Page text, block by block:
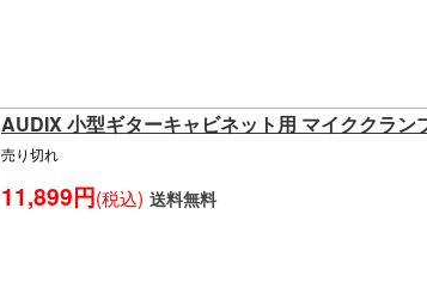
AUDIX 小型ギターキャビネット用 マイククラ
売り切れ
11,899円(税込) 送料無料